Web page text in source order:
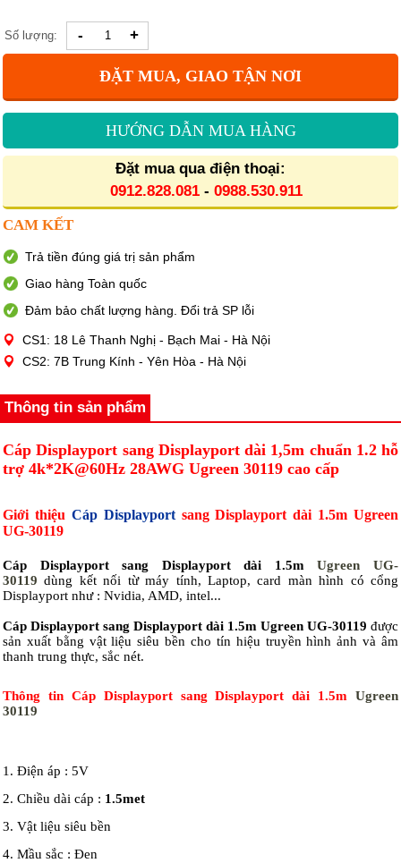
Số lượng: - +
ĐẶT MUA, GIAO TẬN NƠI
HƯỚNG DẪN MUA HÀNG
Đặt mua qua điện thoại:
0912.828.081 - 0988.530.911
CAM KẾT
Trả tiền đúng giá trị sản phẩm
Giao hàng Toàn quốc
Đảm bảo chất lượng hàng. Đổi trả SP lỗi
CS1: 18 Lê Thanh Nghị - Bạch Mai - Hà Nội
CS2: 7B Trung Kính - Yên Hòa - Hà Nội
Thông tin sản phẩm
Cáp Displayport sang Displayport dài 1,5m chuẩn 1.2 hỗ
trợ 4k*2K@60Hz 28AWG Ugreen 30119 cao cấp
Giới thiệu Cáp Displayportsang Displayport dài 1.5m Ugreen
UG-30119
Cáp Displayport sang Displayport dài 1.5mUgreen UG-
30119 dùng kết nối từ máy tính, Laptop, card màn hình có cổng
Displayport như : Nvidia, AMD, intel...
Cáp Displayport sang Displayport dài 1.5m Ugreen UG-30119 được
sản xuất bằng vật liệu siêu bền cho tín hiệu truyền hình ảnh và âm
thanh trung thực, sắc nét.
Thông tin Cáp Displayport sang Displayport dài 1.5m Ugreen
30119
1. Điện áp : 5V
2. Chiều dài cáp : 1.5met
3. Vật liệu siêu bền
4. Mầu sắc : Đen